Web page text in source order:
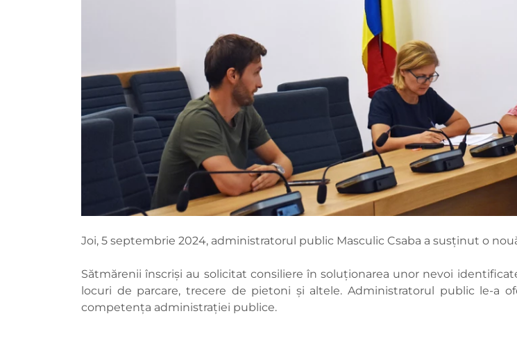
Joi, 5 septembrie 2024, administratorul public Masculic Csaba a susținut o
Sătmărenii înscriși au solicitat consiliere în soluționarea unor nevoi
locuri de parcare, trecere de pietoni și altele. Administratorul public le-a
competența administrației publice.